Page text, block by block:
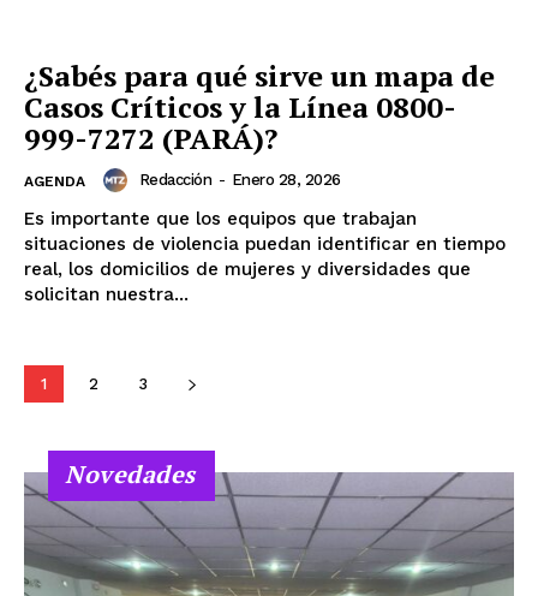
¿Sabés para qué sirve un mapa de
Casos Críticos y la Línea 0800-
999-7272 (PARÁ)?
AGENDA Redacción - Enero 28, 2026
Es importante que los equipos que trabajan
situaciones de violencia puedan identificar en tiempo
real, los domicilios de mujeres y diversidades que
solicitan nuestra...
1 2 3
Novedades